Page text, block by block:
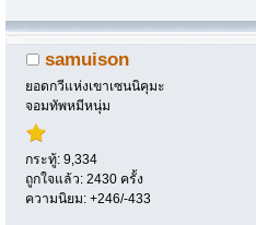
samuison
ยอดกวีแห่งเขาเซนนิคุมะ
จอมทัพหมีหนุ่ม
กระทู้: 9,334
ถูกใจแล้ว: 2430 ครั้ง
ความนิยม: +246/-433